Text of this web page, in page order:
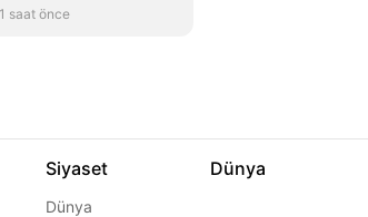
1 saat önce
Siyaset
Dünya
Dünya